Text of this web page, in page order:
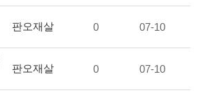
판오재살 0 07-10
판오재살 0 07-10